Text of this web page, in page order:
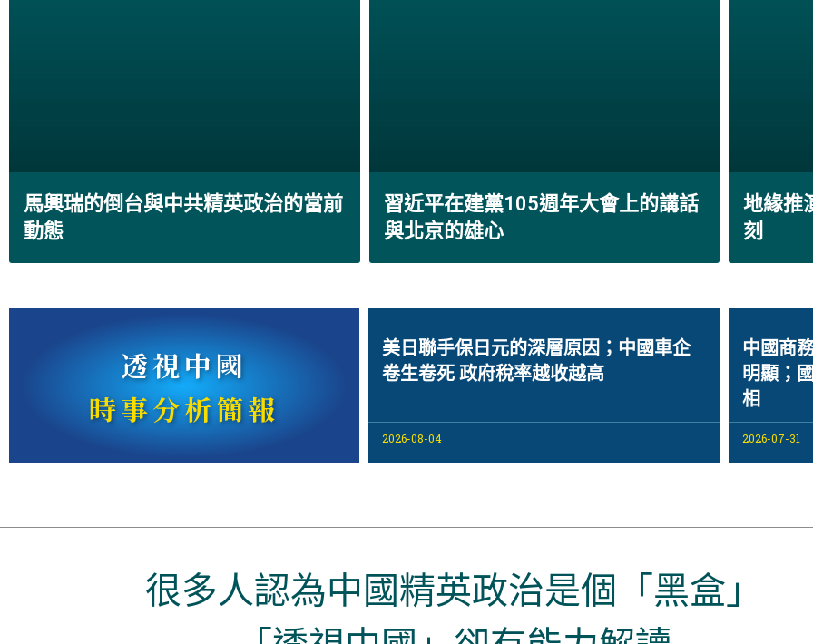
馬興瑞的倒台與中共精英政治的當前
動態
習近平在建黨105週年大會上的講話
與北京的雄心
地緣推
刻
透視中國
時事分析簡報
美日聯手保日元的深層原因；中國車企
卷生卷死 政府稅率越收越高
2026-08-04
中國商
明顯；
相
2026-07-31
很多人認為中國精英政治是個「黑盒」